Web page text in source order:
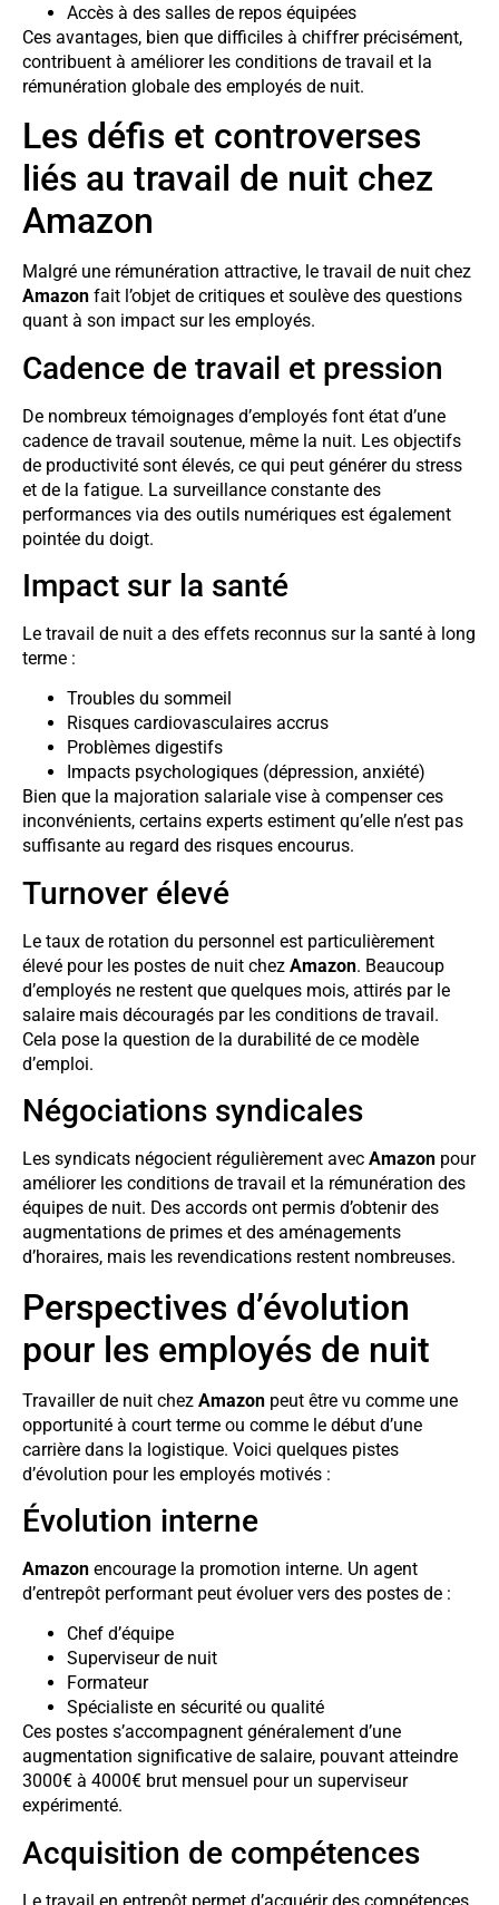
Accès à des salles de repos équipées
Ces avantages, bien que difficiles à chiffrer précisément,
contribuent à améliorer les conditions de travail et la
rémunération globale des employés de nuit.
Les défis et controverses
liés au travail de nuit chez
Amazon
Malgré une rémunération attractive, le travail de nuit chez
Amazon fait l’objet de critiques et soulève des questions
quant à son impact sur les employés.
Cadence de travail et pression
De nombreux témoignages d’employés font état d’une
cadence de travail soutenue, même la nuit. Les objectifs
de productivité sont élevés, ce qui peut générer du stress
et de la fatigue. La surveillance constante des
performances via des outils numériques est également
pointée du doigt.
Impact sur la santé
Le travail de nuit a des effets reconnus sur la santé à long
terme :
Troubles du sommeil
Risques cardiovasculaires accrus
Problèmes digestifs
Impacts psychologiques (dépression, anxiété)
Bien que la majoration salariale vise à compenser ces
inconvénients, certains experts estiment qu’elle n’est pas
suffisante au regard des risques encourus.
Turnover élevé
Le taux de rotation du personnel est particulièrement
élevé pour les postes de nuit chez Amazon. Beaucoup
d’employés ne restent que quelques mois, attirés par le
salaire mais découragés par les conditions de travail.
Cela pose la question de la durabilité de ce modèle
d’emploi.
Négociations syndicales
Les syndicats négocient régulièrement avec Amazon pour
améliorer les conditions de travail et la rémunération des
équipes de nuit. Des accords ont permis d’obtenir des
augmentations de primes et des aménagements
d’horaires, mais les revendications restent nombreuses.
Perspectives d’évolution
pour les employés de nuit
Travailler de nuit chez Amazon peut être vu comme une
opportunité à court terme ou comme le début d’une
carrière dans la logistique. Voici quelques pistes
d’évolution pour les employés motivés :
Évolution interne
Amazon encourage la promotion interne. Un agent
d’entrepôt performant peut évoluer vers des postes de :
Chef d’équipe
Superviseur de nuit
Formateur
Spécialiste en sécurité ou qualité
Ces postes s’accompagnent généralement d’une
augmentation significative de salaire, pouvant atteindre
3000€ à 4000€ brut mensuel pour un superviseur
expérimenté.
Acquisition de compétences